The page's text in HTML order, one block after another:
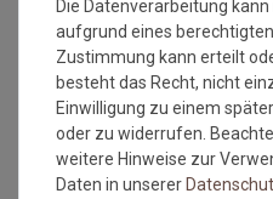
Versandkostenfrei*
Fussmatte Salonloewe
Meadow Whisper nature
50x75 cm
Grundpreis:47,95 €/Stück
inkl. ges. MwSt.
Versandkostenfrei*
Die Datenverarbeitung
aufgrund eines
Zustimmung kann erteilt
besteht das Recht, nicht
Einwilligung zu einem
oder zu widerrufen.
weitere Hinweise zur
Daten in unserer